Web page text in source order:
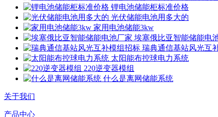
锂电池储能柜标准价格
光伏储能电池用多大的
家用电池储能3kw
埃塞俄比亚智能储能电
瑞典通信基站风光互
太阳能布控球电力系统
220逆变器模组
什么是离网储能系统
关于我们
产品中心